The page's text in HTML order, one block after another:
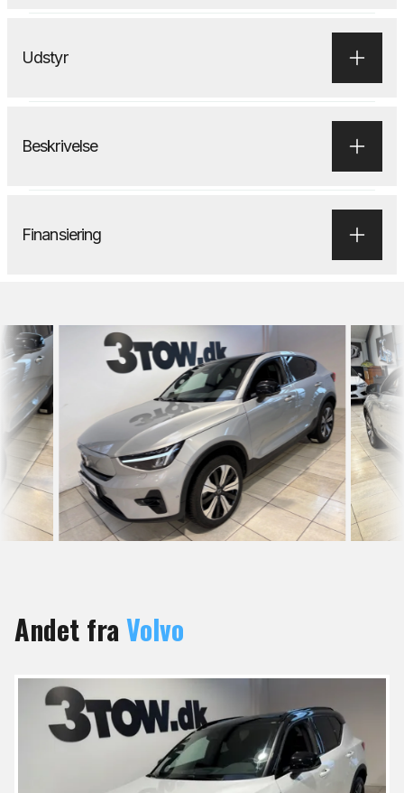
Udstyr
Beskrivelse
Finansiering
Andet fra Volvo